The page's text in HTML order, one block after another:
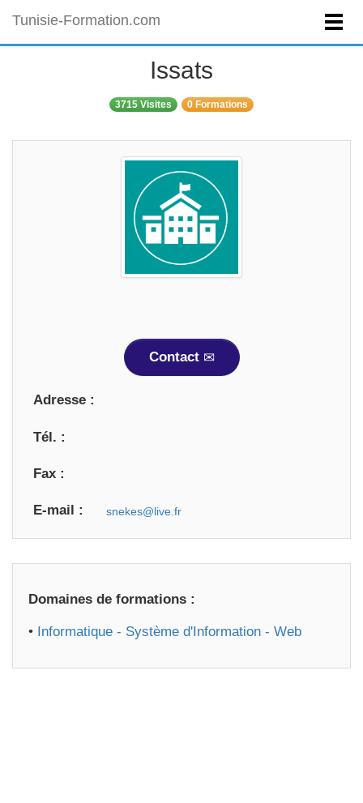
Tunisie-Formation.com
Issats
3715 Visites 0 Formations
Contact
Adresse :
Tél. :
Fax :
E-mail :
Domaines de formations :
• Informatique - Système d'Information - Web